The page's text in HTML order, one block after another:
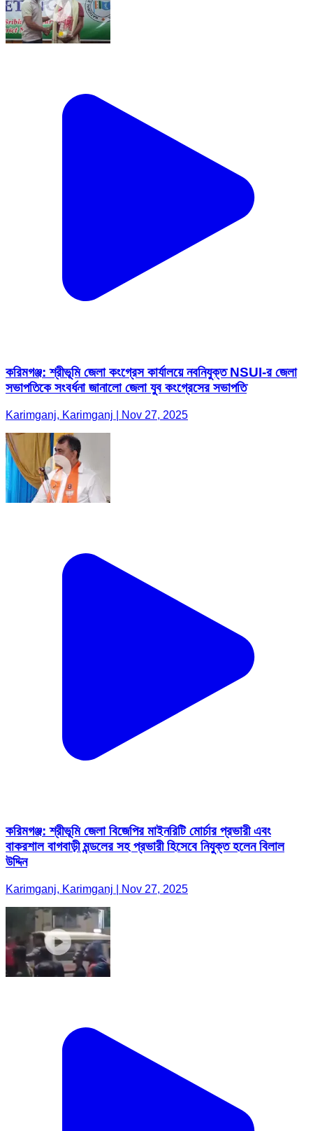
করিমগঞ্জ: শ্রীভূমি জেলা কংগ্রেস কার্যালয়ে নবনিযুক্ত NSUI-র জেলা
সভাপতিকে সংবর্ধনা জানালো জেলা যুব কংগ্রেসের সভাপতি
Karimganj, Karimganj | Nov 27, 2025
করিমগঞ্জ: শ্রীভূমি জেলা বিজেপির মাইনরিটি মোর্চার প্রভারী এবং
বাকরশাল বাগবাড়ী মন্ডলের সহ প্রভারী হিসেবে নিযুক্ত হলেন বিলাল
উদ্দিন
Karimganj, Karimganj | Nov 27, 2025